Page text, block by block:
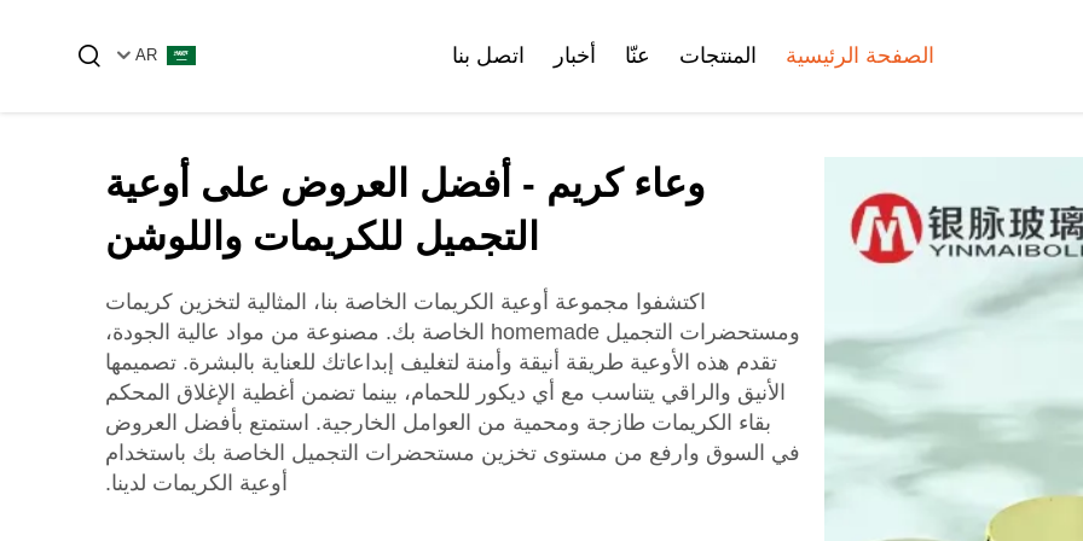
الصفحة الرئيسية المنتجات
زجاجة الفول على زجاجة الزيت الأساسي زجاجة أساس
مجموعة زجاجات التجميل
مجموعة زجاجات
تجميل بلاستيكية
زجاجات الأمبولات والقنينات الزجاجية
الأنبوب الزجاجي
الأنبوبية
زجاجة مستحضرات التجميل البلاستيكية
عنّا أخبار اتصل بنا AR
وعاء كريم - أفضل العروض على أوعية
التجميل للكريمات واللوشن
اكتشفوا مجموعة أوعية الكريمات الخاصة بنا، المثالية لتخزين كريمات
ومستحضرات التجميل homemade الخاصة بك. مصنوعة من مواد عالية الجودة،
تقدم هذه الأوعية طريقة أنيقة وأمنة لتغليف إبداعاتك للعناية بالبشرة. تصميمها
الأنيق والراقي يتناسب مع أي ديكور للحمام، بينما تضمن أغطية الإغلاق المحكم
بقاء الكريمات طازجة ومحمية من العوامل الخارجية. استمتع بأفضل العروض
في السوق وارفع من مستوى تخزين مستحضرات التجميل الخاصة بك باستخدام
أوعية الكريمات لدينا.